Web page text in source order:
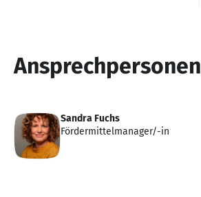
Ansprechpersonen
Sandra Fuchs
Fördermittelmanager/-in